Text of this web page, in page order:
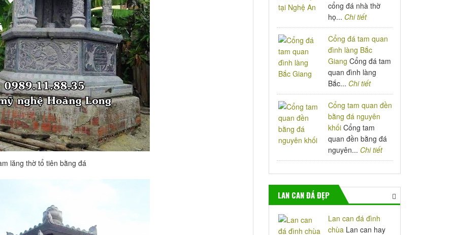
lăng thờ tổ tiên bằng đá
cổng đá nhà thờ
họ... Chi tiết
Cổng đá tam quan
đình làng Bắc
Giang Cổng đá tam
quan đình làng
Bắc... Chi tiết
Cổng tam quan đền
bằng đá nguyên
khối Cổng tam
quan đền bằng đá
nguyên... Chi tiết
LAN CAN ĐÁ ĐẸP
Lan can đá đình
chùa Lan can hay